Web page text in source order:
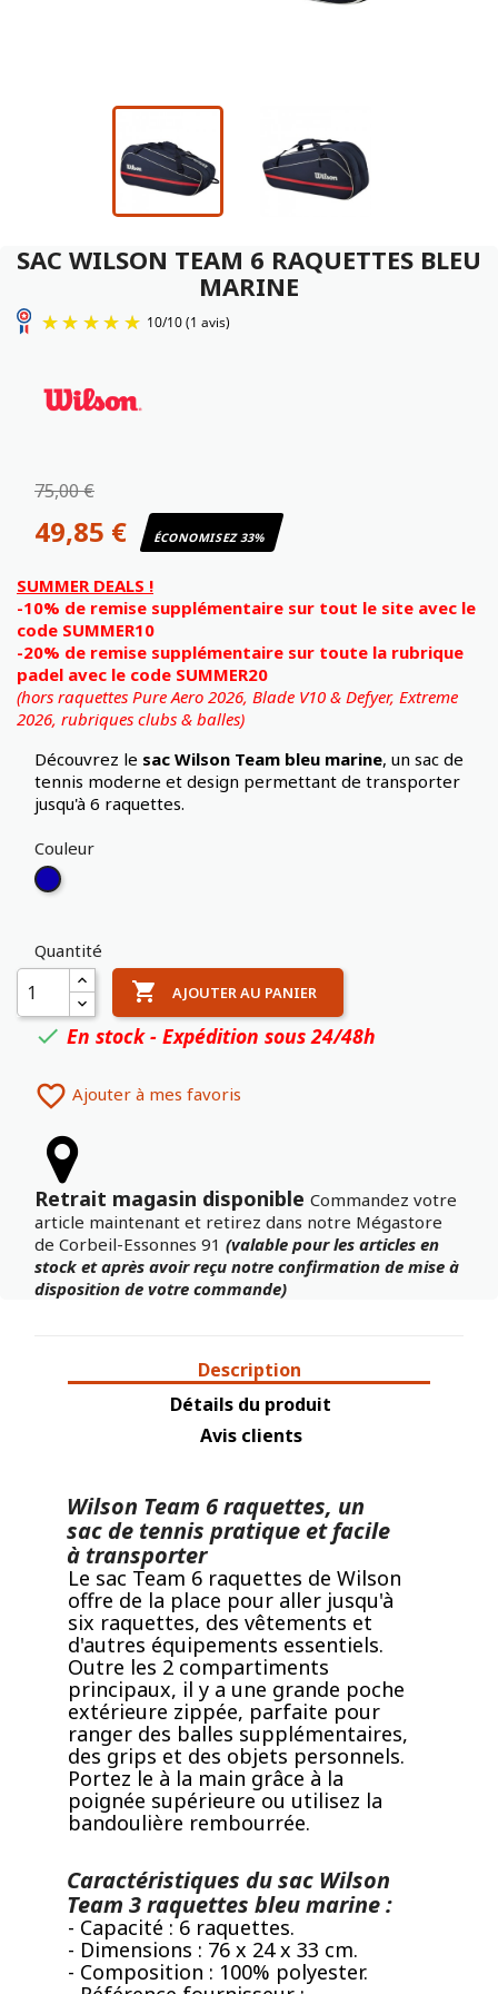
SAC WILSON TEAM 6 RAQUETTES BLEU
MARINE
75,00 €
49,85 € ÉCONOMISEZ 33%
SUMMER DEALS !
-10% de remise supplémentaire sur tout le site avec le
code SUMMER10
-20% de remise supplémentaire sur toute la rubrique
padel avec le code SUMMER20
(hors raquettes Pure Aero 2026, Blade V10 & Defyer, Extreme
2026, rubriques clubs & balles)
Découvrez le sac Wilson Team bleu marine, un sac de
tennis moderne et design permettant de transporter
jusqu'à 6 raquettes.
Couleur
Bleu
Quantité
 AJOUTER AU PANIER
 En stock - Expédition sous 24/48h
 Ajouter à mes favoris
Retrait magasin disponible Commandez votre
article maintenant et retirez dans notre Mégastore
de Corbeil-Essonnes 91 (valable pour les articles en
stock et après avoir reçu notre confirmation de mise à
disposition de votre commande)
Description
Détails du produit
Avis clients
Wilson Team 6 raquettes, un
sac de tennis pratique et facile
à transporter
Le sac Team 6 raquettes de Wilson
offre de la place pour aller jusqu'à
six raquettes, des vêtements et
d'autres équipements essentiels.
Outre les 2 compartiments
principaux, il y a une grande poche
extérieure zippée, parfaite pour
ranger des balles supplémentaires,
des grips et des objets personnels.
Portez le à la main grâce à la
poignée supérieure ou utilisez la
bandoulière rembourrée.
Caractéristiques du sac Wilson
Team 3 raquettes bleu marine :
- Capacité : 6 raquettes.
- Dimensions : 76 x 24 x 33 cm.
- Composition : 100% polyester.